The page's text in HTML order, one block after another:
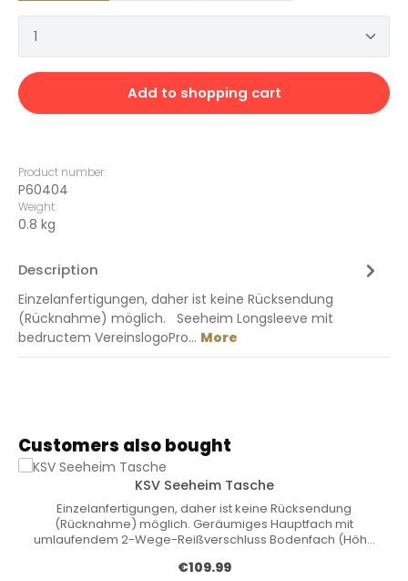
Product Quantity: Enter the desired amount
Add to shopping cart
Product number:
P60404
Weight:
0.8 kg
Description
Einzelanfertigungen, daher ist keine Rücksendung
(Rücknahme) möglich. Seeheim Longsleeve mit
bedructem VereinslogoPro… More
Skip product gallery
Customers also bought
KSV Seeheim Tasche
Einzelanfertigungen, daher ist keine Rücksendung
(Rücknahme) möglich. Geräumiges Hauptfach mit
umlaufendem 2-Wege-Reißverschluss Bodenfach (Höhe
Tiefes Nassfach mit Reißverschluss auf der rechten Seite
Regular price:
€109.99